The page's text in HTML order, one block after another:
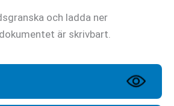
och ladda ner
är skrivbart.